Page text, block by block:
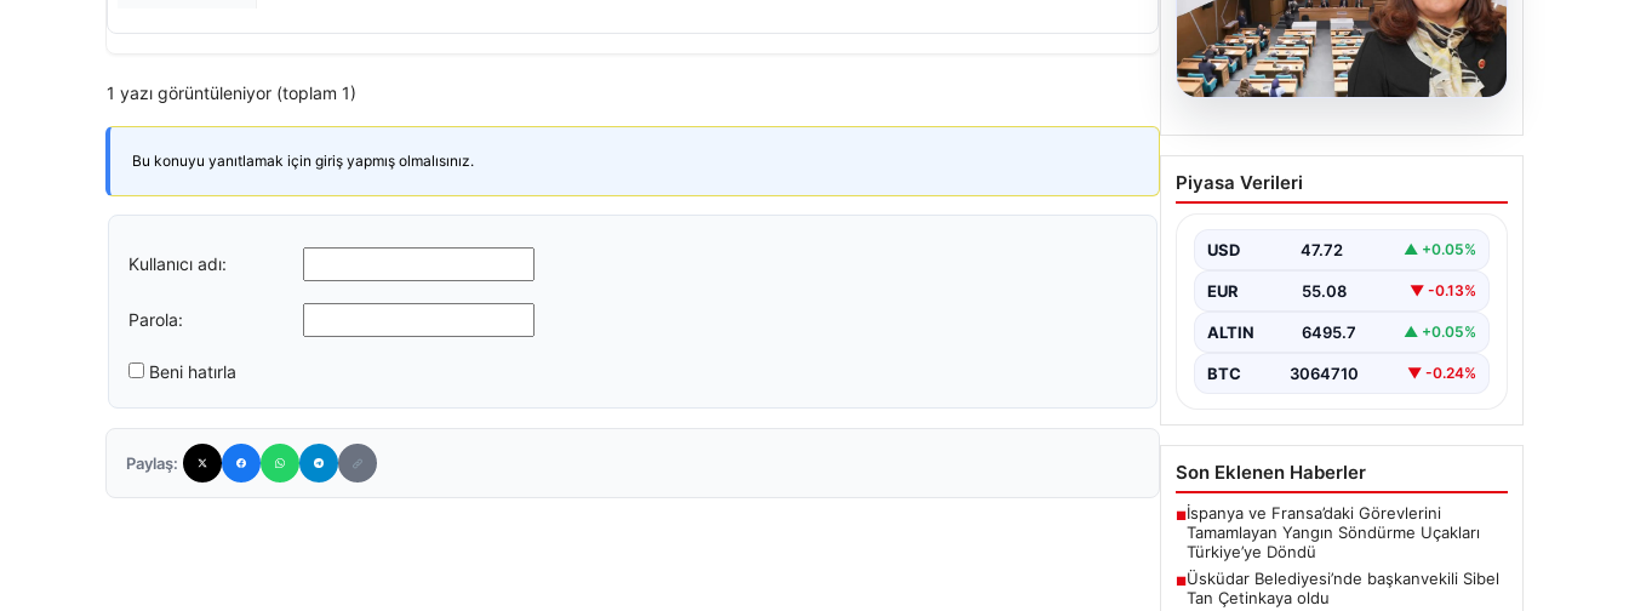
1 yazı görüntüleniyor (toplam 1)
Bu konuyu yanıtlamak için giriş yapmış olmalısınız.
Kullanıcı adı:
Parola:
Beni hatırla
Paylaş:
Üsküdar Belediyesi’nde
başkanvekili Sibel Tan
Piyasa Verileri
USD 47.72 ▲ +0.05%
EUR 55.08 ▼ -0.13%
ALTIN 6495.7 ▲ +0.05%
BTC 3064710 ▼ -0.24%
Son Eklenen Haberler
■İspanya ve Fransa’daki Görevlerini
Tamamlayan Yangın Söndürme Uçakları
Türkiye’ye Döndü
■Üsküdar Belediyesi’nde başkanvekili Sibel
Tan Çetinkaya oldu